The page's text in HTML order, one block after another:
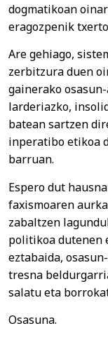
dogmatikoan
eragozpenik
Are gehiago,
zerbitzura duen
gainerako
larderiazko,
batean sartzen
inperatibo etikoa
barruan.
Espero dut
faxismoaren
zabaltzen
politikoa dutenen
eztabaida,
tresna
salatu eta
Osasuna.